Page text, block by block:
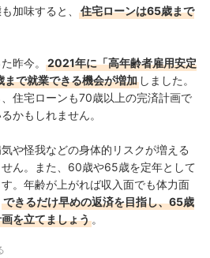
加味すると、
住宅ローンは65歳まで
昨今。
2021年に「高年齢者雇用安定
で就業できる機会が増加 しました。
住宅ローンも70歳以上の完済計画で
かもしれません。
や怪我などの身体的リスクが増える
ん。また、60歳や65歳を定年として
。年齢が上がれば収入面でも体力面
できるだけ早めの返済を目指し、65歳
を立てましょう 。